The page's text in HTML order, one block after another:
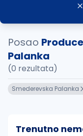
Posao
Palanka
(0 rezultata)
Smederevska Palanka
Trenutno